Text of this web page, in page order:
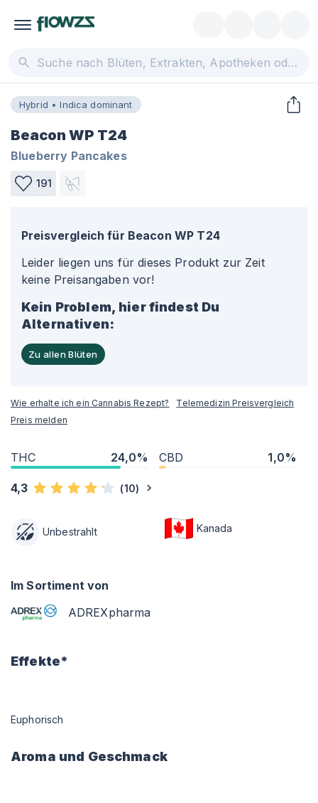
Hybrid • Indica dominant
Beacon WP T24
Blueberry Pancakes
191
Preisvergleich für Beacon WP T24
Leider liegen uns für dieses Produkt zur Zeit
keine Preisangaben vor!
Kein Problem, hier findest Du
Alternativen:
Zu allen Blüten
Wie erhalte ich ein Cannabis Rezept?
Telemedizin Preisvergleich
Preis melden
THC 24,0% CBD 1,0%
4,3 (10)
Unbestrahlt Kanada
Im Sortiment von
ADREXpharma
Effekte*
Euphorisch
Aroma und Geschmack